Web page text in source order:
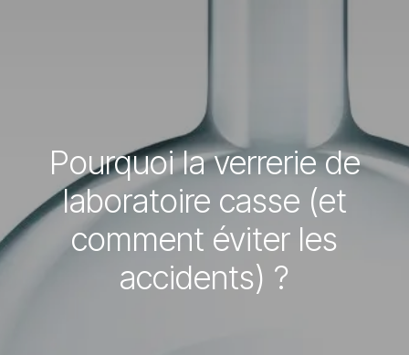
Pourquoi la verrerie de
laboratoire casse (et
comment éviter les
accidents) ?